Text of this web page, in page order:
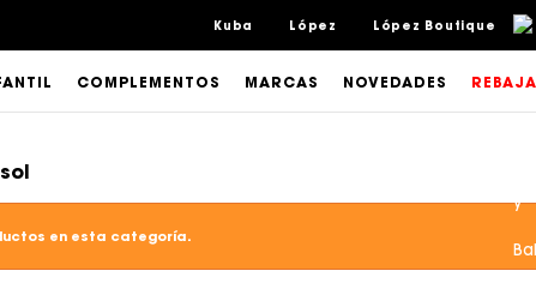
Kuba López López Boutique
COMPLEMENTOS MARCAS NOVEDADES
en esta categoría.